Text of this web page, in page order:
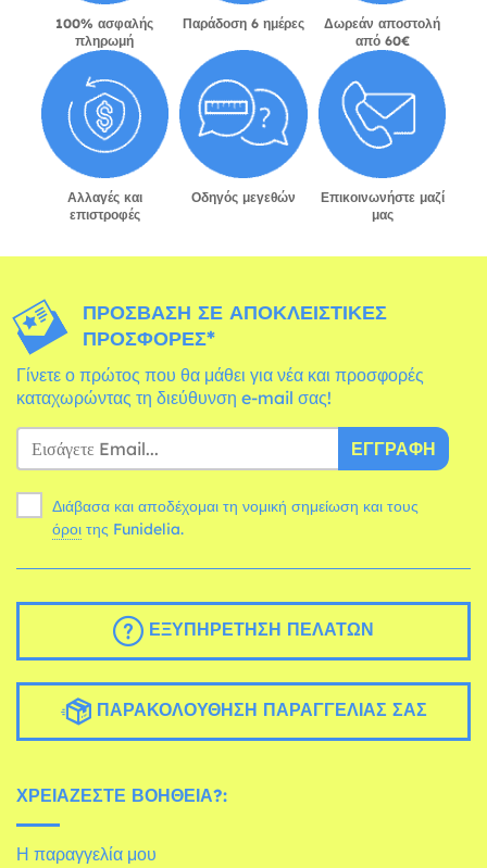
100% ασφαλής
πληρωμή
Παράδοση 6 ημέρες
Δωρεάν αποστολή
από 60€
Αλλαγές και
επιστροφές
Οδηγός μεγεθών
Επικοινωνήστε μαζί
μας
ΠΡΌΣΒΑΣΗ ΣΕ ΑΠΟΚΛΕΙΣΤΙΚΈΣ
ΠΡΟΣΦΟΡΈΣ*
Γίνετε ο πρώτος που θα μάθει για νέα και προσφορές
καταχωρώντας τη διεύθυνση e-mail σας!
ΕΓΓΡΑΦΉ
Διάβασα και αποδέχομαι τη νομική σημείωση και τους
όροι της Funidelia.
ΕΞΥΠΗΡΈΤΗΣΗ ΠΕΛΑΤΏΝ
ΠΑΡΑΚΟΛΟΎΘΗΣΗ ΠΑΡΑΓΓΕΛΊΑΣ ΣΑΣ
ΧΡΕΙΆΖΕΣΤΕ ΒΟΉΘΕΙΑ?:
Η παραγγελία μου